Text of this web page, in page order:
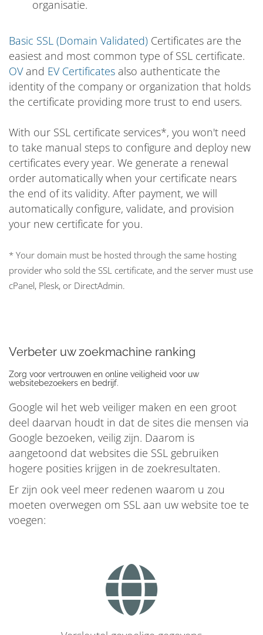
organisatie.
Basic SSL (Domain Validated) Certificates are the
easiest and most common type of SSL certificate.
OVand EV Certificates also authenticate the
identity of the company or organization that holds
the certificate providing more trust to end users.
With our SSL certificate services*, you won't need
to take manual steps to configure and deploy new
certificates every year. We generate a renewal
order automatically when your certificate nears
the end of its validity. After payment, we will
automatically configure, validate, and provision
your new certificate for you.
* Your domain must be hosted through the same hosting
provider who sold the SSL certificate, and the server must use
cPanel, Plesk, or DirectAdmin.
Verbeter uw zoekmachine ranking
Zorg voor vertrouwen en online veiligheid voor uw
websitebezoekers en bedrijf.
Google wil het web veiliger maken en een groot
deel daarvan houdt in dat de sites die mensen via
Google bezoeken, veilig zijn. Daarom is
aangetoond dat websites die SSL gebruiken
hogere posities krijgen in de zoekresultaten.
Er zijn ook veel meer redenen waarom u zou
moeten overwegen om SSL aan uw website toe te
voegen: